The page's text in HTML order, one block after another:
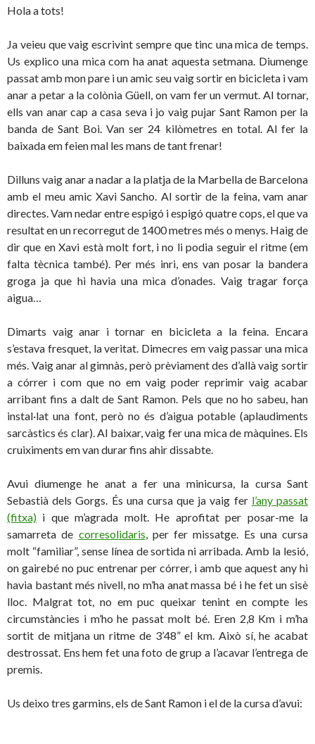
Hola a tots!
Ja veieu que vaig escrivint sempre que tinc una mica de temps.
Us explico una mica com ha anat aquesta setmana. Diumenge
passat amb mon pare i un amic seu vaig sortir en bicicleta i vam
anar a petar a la colònia Güell, on vam fer un vermut. Al tornar,
ells van anar cap a casa seva i jo vaig pujar Sant Ramon per la
banda de Sant Boi. Van ser 24 kilòmetres en total. Al fer la
baixada em feien mal les mans de tant frenar!
Dilluns vaig anar a nadar a la platja de la Marbella de Barcelona
amb el meu amic Xavi Sancho. Al sortir de la feina, vam anar
directes. Vam nedar entre espigó i espigó quatre cops, el que va
resultat en un recorregut de 1400 metres més o menys. Haig de
dir que en Xavi està molt fort, i no li podia seguir el ritme (em
falta tècnica també). Per més inri, ens van posar la bandera
groga ja que hi havia una mica d’onades. Vaig tragar força
aigua…
Dimarts vaig anar i tornar en bicicleta a la feina. Encara
s’estava fresquet, la veritat. Dimecres em vaig passar una mica
més. Vaig anar al gimnàs, però prèviament des d’allà vaig sortir
a córrer i com que no em vaig poder reprimir vaig acabar
arribant fins a dalt de Sant Ramon. Pels que no ho sabeu, han
instal·lat una font, però no és d’aigua potable (aplaudiments
sarcàstics és clar). Al baixar, vaig fer una mica de màquines. Els
cruiximents em van durar fins ahir dissabte.
Avui diumenge he anat a fer una minicursa, la cursa Sant
Sebastià dels Gorgs. És una cursa que ja vaig fer l’any passat
(fitxa) i que m’agrada molt. He aprofitat per posar-me la
samarreta de corresolidaris, per fer missatge. Es una cursa
molt “familiar”, sense línea de sortida ni arribada. Amb la lesió,
on gairebé no puc entrenar per córrer, i amb que aquest any hi
havia bastant més nivell, no m’ha anat massa bé i he fet un sisè
lloc. Malgrat tot, no em puc queixar tenint en compte les
circumstàncies i m’ho he passat molt bé. Eren 2,8 Km i m’ha
sortit de mitjana un ritme de 3’48” el km. Això sí, he acabat
destrossat. Ens hem fet una foto de grup a l’acavar l’entrega de
premis.
Us deixo tres garmins, els de Sant Ramon i el de la cursa d’avui: